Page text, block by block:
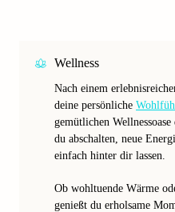
Wellness
Nach einem
deine persönliche
gemütlichen
du abschalten, neue
einfach hinter dir lassen.
Ob wohltuende Wärme
genießt du erholsame